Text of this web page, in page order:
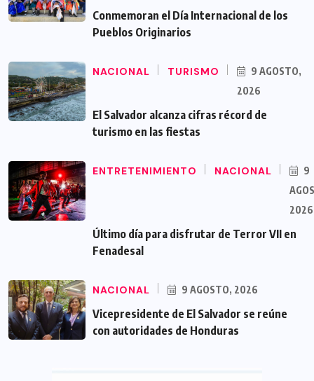
Conmemoran el Día Internacional de los
Pueblos Originarios
NACIONAL TURISMO
9 AGOSTO,
2026
El Salvador alcanza cifras récord de
turismo en las fiestas
ENTRETENIMIENTO NACIONAL
9
2026
Último día para disfrutar de Terror VII en
Fenadesal
NACIONAL 9 AGOSTO, 2026
Vicepresidente de El Salvador se reúne
con autoridades de Honduras